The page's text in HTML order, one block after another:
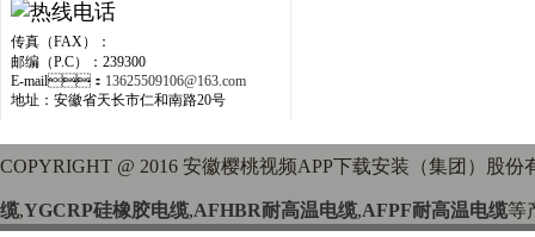
传真（FAX）：
邮编（P.C）：239300
E-mail： 13625509106@163.com
地址：安徽省天长市仁和南路20号
COPYRIGHT @ 2016 安徽樱桃视频APP下载安装（集团）股份
缆,YGCRP硅橡胶电缆,AFHBR耐高温电缆,AFPF耐高温电缆